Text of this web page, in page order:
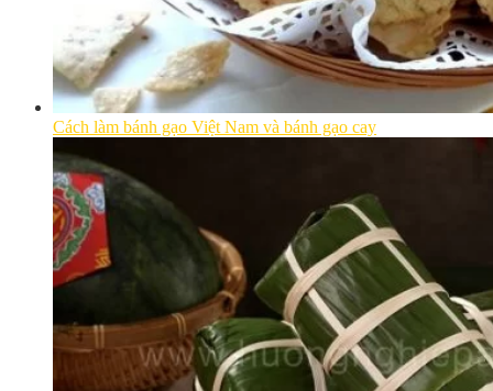
Cách làm bánh gạo Việt Nam và bánh gạo cay